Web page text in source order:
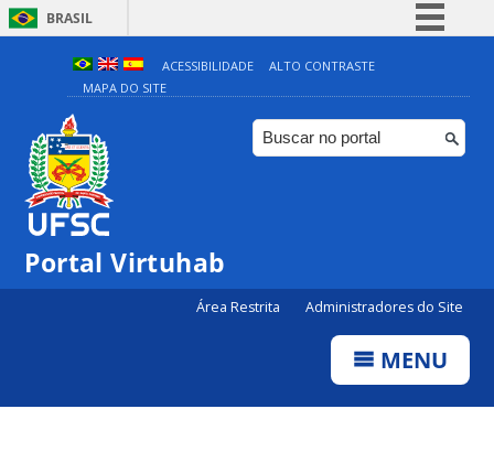
BRASIL
Simplifique!
Comunica BR
Participe
ACESSIBILIDADE
ALTO CONTRASTE
MAPA DO SITE
Portal Virtuhab
Área Restrita Administradores do Site
MENU